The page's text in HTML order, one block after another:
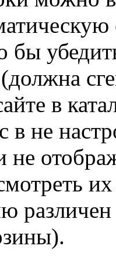
бы
в
в не
не
различен